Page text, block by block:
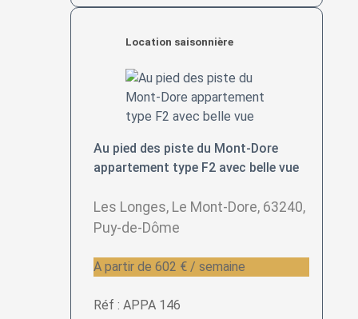
Location saisonnière
Au pied des piste du Mont-Dore
appartement type F2 avec belle vue
Les Longes, Le Mont-Dore, 63240,
Puy-de-Dôme
A partir de 602 € / semaine
Réf : APPA 146